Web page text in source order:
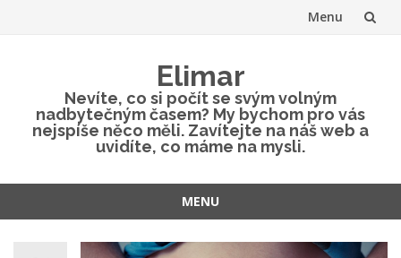
Menu
obsah
Elimar
Nevíte, co si počít se svým volným
nadbytečným časem? My bychom pro vás
nejspíše něco měli. Zavítejte na náš web a
uvidíte, co máme na mysli.
MENU